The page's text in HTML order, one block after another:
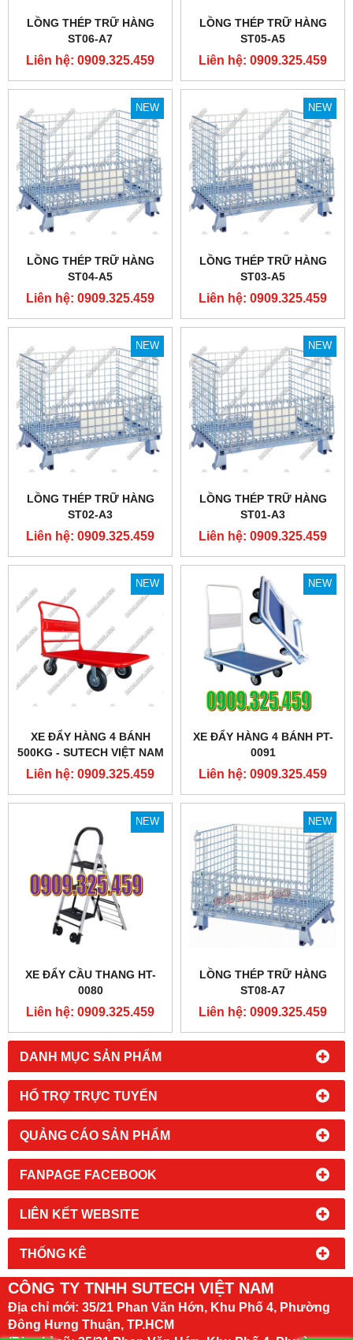
DANH MỤC SẢN PHẨM
HỔ TRỢ TRỰC TUYẾN
QUẢNG CÁO SẢN PHẨM
FANPAGE FACEBOOK
LIÊN KẾT WEBSITE
THỐNG KÊ
LỒNG THÉP TRỮ HÀNG
ST06-A7
Liên hệ: 0909.325.459
LỒNG THÉP TRỮ HÀNG
ST05-A5
Liên hệ: 0909.325.459
NEW
LỒNG THÉP TRỮ HÀNG
ST04-A5
Liên hệ: 0909.325.459
NEW
LỒNG THÉP TRỮ HÀNG
ST03-A5
Liên hệ: 0909.325.459
NEW
LỒNG THÉP TRỮ HÀNG
ST02-A3
Liên hệ: 0909.325.459
NEW
LỒNG THÉP TRỮ HÀNG
ST01-A3
Liên hệ: 0909.325.459
NEW
XE ĐẨY HÀNG 4 BÁNH
500KG - SUTECH VIỆT NAM
Liên hệ: 0909.325.459
NEW
XE ĐẨY HÀNG 4 BÁNH PT-
0091
Liên hệ: 0909.325.459
NEW
XE ĐẨY CẦU THANG HT-
0080
Liên hệ: 0909.325.459
NEW
LỒNG THÉP TRỮ HÀNG
ST08-A7
Liên hệ: 0909.325.459
CÔNG TY TNHH SUTECH VIỆT NAM
Địa chỉ mới: 35/21 Phan Văn Hớn, Khu Phố 4, Phường
Đông Hưng Thuận, TP.HCM